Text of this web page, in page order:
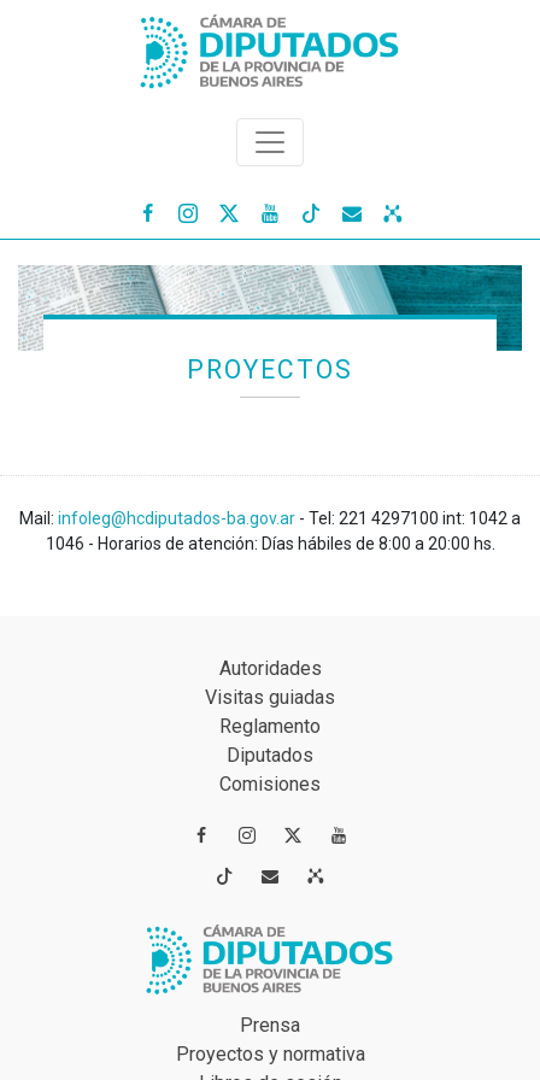
   
PROYECTOS
Mail: infoleg@hcdiputados-ba.gov.ar - Tel: 221 4297100 int: 1042 a
1046 - Horarios de atención: Días hábiles de 8:00 a 20:00 hs.
Autoridades
Visitas guiadas
Reglamento
Diputados
Comisiones
 
 
Prensa
Proyectos y normativa